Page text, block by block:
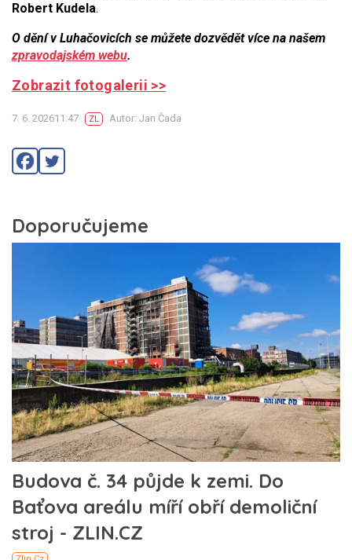
Robert Kudela.
O dění v Luhačovicích se můžete dozvědět více na našem
zpravodajském webu.
Zobrazit fotogalerii >>
7. 6. 202611:47 ZL Autor: Jan Čada